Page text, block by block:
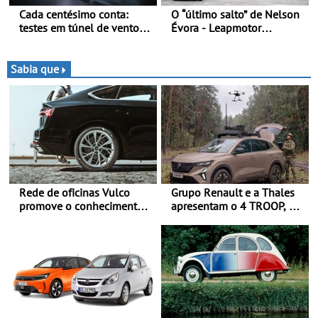
Cada centésimo conta:
testes em túnel de vento
dados de alta precisão para
o equilíbrio, a eficiência e a
afinação do veículo
O “último salto” de Nelson
Évora - Leapmotor
Sabia que
Rede de oficinas Vulco
promove o conhecimento
Grupo Renault e a Thales
apresentam o 4 TROOP, um
para futuras missões das
forças terrestres